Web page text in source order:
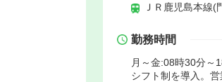
ＪＲ鹿児島本線
勤務時間
月～金:08時30分～
シフト制を導入。